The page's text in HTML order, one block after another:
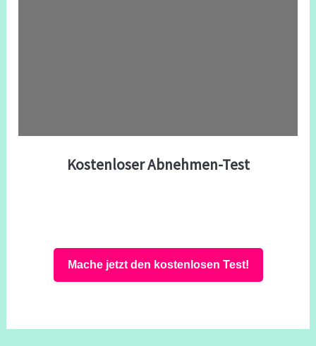
Kostenloser Abnehmen-Test
Mache jetzt den kostenlosen Test!